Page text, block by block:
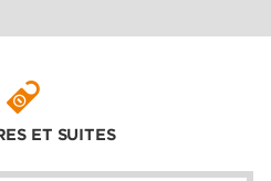
votre confort avec
un mini-réfrigérateur,
cheveux, des
et un accès Wi-Fi
un surclassement en
de luxe ou une suite
ET SUITES